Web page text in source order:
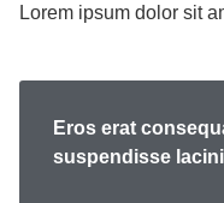
Lorem ipsum dolor sit
Eros erat
suspendisse